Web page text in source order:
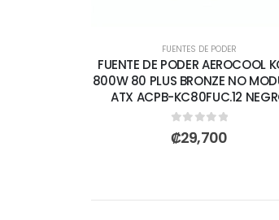
FUENTES DE PODER
FUENTE DE PODER AEROCOOL
800W 80 PLUS BRONZE NO
ATX ACPB-KC80FUC.12
0out of 5
₡29,700